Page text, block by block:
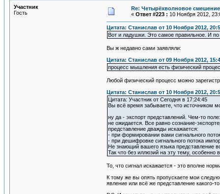
Участник
Гость
Re: Четырёхволновое смешение
« Ответ #223 : 10 Ноября 2012,
Цитата: Станислав от 10 Ноября 2012,
Вот и ладушки. Это самое правильное. И
Вы ж недавно сами заявляли:
Цитата: Станислав от 09 Ноября 2012,
процесс мышления есть физический
Любой физический процесс можно
Цитата: Станислав от 10 Ноября 2012,
Цитата: Участник от Сегодня в 17:24:45
Вы всё время забываете, что источником
ну да - экспорт представлений. Чем-то
не ожидается. Все равно сознание-
представление дважды искажается:
- при формировании вами сигнального
- при дешифровке сигнального потока
Не знающий вашего языка представление
Так что без иллюзий на эту тему, особенно
То, что сигнал искажается - это вполне
К тому же вы опять пропускаете мои
явление или всё же представление какого-